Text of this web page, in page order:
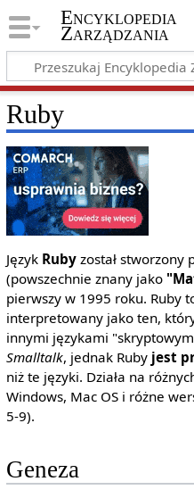
Encyklopedia
Zarządzania
Ruby
Język Rubyzostał stworzony
(powszechnie znany jako
pierwszy w 1995 roku. Ruby
interpretowany jako ten,
innymi językami
Smalltalk, jednak Ruby jest
niż te języki. Działa na
Windows, Mac OS i różne
5-9).
Geneza